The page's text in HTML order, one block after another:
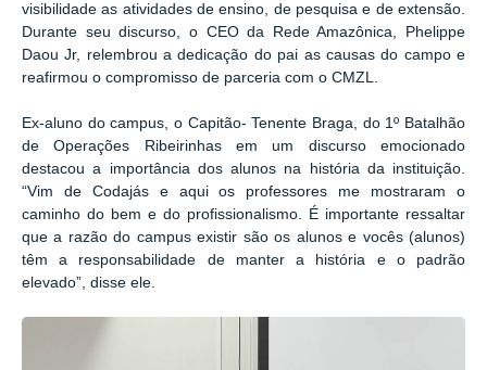
visibilidade as atividades de ensino, de pesquisa e de extensão.
Durante seu discurso, o CEO da Rede Amazônica, Phelippe
Daou Jr, relembrou a dedicação do pai as causas do campo e
reafirmou o compromisso de parceria com o CMZL.
Ex-aluno do campus, o Capitão- Tenente Braga, do 1º Batalhão
de Operações Ribeirinhas em um discurso emocionado
destacou a importância dos alunos na história da instituição.
“Vim de Codajás e aqui os professores me mostraram o
caminho do bem e do profissionalismo. É importante ressaltar
que a razão do campus existir são os alunos e vocês (alunos)
têm a responsabilidade de manter a história e o padrão
elevado”, disse ele.